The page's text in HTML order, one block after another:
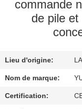
CONTRÔLE
NOUS
commande
de pile
Lieu d'origine:
Nom de marque:
Certification: